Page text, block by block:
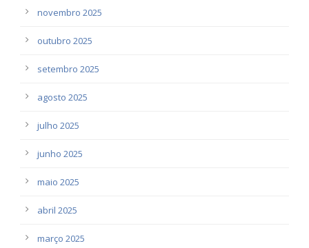
novembro 2025
outubro 2025
setembro 2025
agosto 2025
julho 2025
junho 2025
maio 2025
abril 2025
março 2025